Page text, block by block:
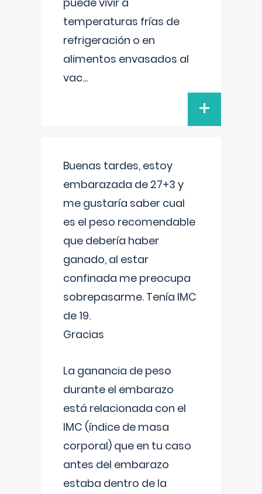
temperaturas frías de
refrigeración o en
alimentos envasados al
vac...
+
Buenas tardes, estoy
embarazada de 27+3 y
me gustaría saber cual
es el peso recomendable
que debería haber
ganado, al estar
confinada me preocupa
sobrepasarme. Tenía IMC
de 19.
Gracias
La ganancia de peso
durante el embarazo
está relacionada con el
IMC (índice de masa
corporal) que en tu caso
antes del embarazo
estaba dentro de la